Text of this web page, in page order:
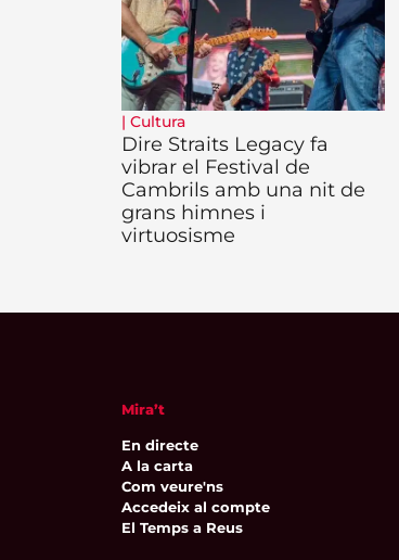
| Cultura
Dire Straits Legacy fa
vibrar el Festival de
Cambrils amb una nit de
grans himnes i
virtuosisme
Mira’t
En directe
A la carta
Com veure'ns
Accedeix al compte
El Temps a Reus